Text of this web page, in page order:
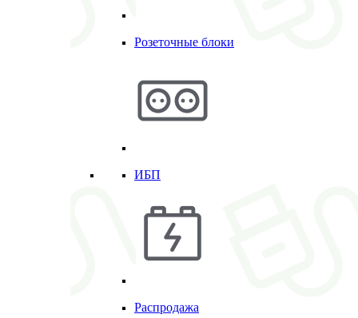
Розеточные блоки
ИБП
Распродажа